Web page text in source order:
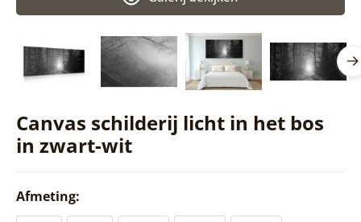
Canvas schilderij licht in het bos
in zwart-wit
Afmeting: